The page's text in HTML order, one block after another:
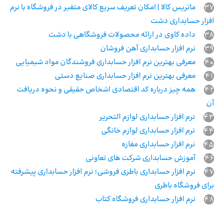
37
ماتریس کالا | امکان تعریف سریع کالای متغیر در فروشگاه با نرم
افزار حسابداری دشت
38
داده کاوی در ارائه محصولات فروشگاهی با دشت
39
نرم افزار حسابداری آهن فروشان
40
معرفی بهترین نرم افزار حسابداری فروشندگان مواد شیمیایی
41
معرفی بهترین نرم افزار حسابداری صنایع دستی
42
همه چیز درباره کد اقتصادی اشخاص حقیقی و نحوه دریافت
آن
43
نرم افزار حسابداری لوازم التحریر
44
نرم افزار حسابداری لوازم خانگی
45
نرم افزار حسابداری مغازه
46
آموزش حسابداری شرکت های تعاونی
47
نرم افزار حسابداری باطری فروشی؛ نرم افزار حسابداری پیشرفته
برای فروشگاه باطری
48
نرم افزار حسابداری فروشگاه کتاب